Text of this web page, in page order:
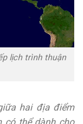
lịch trình thuận
hai địa điểm
có thể dành cho